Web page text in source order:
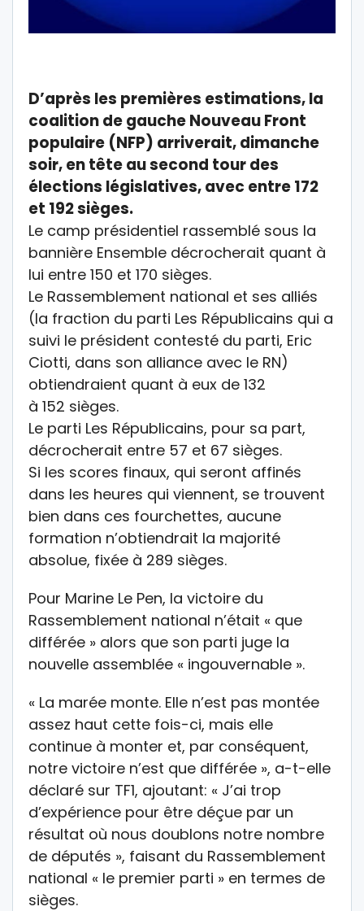
D’après les premières estimations, la
coalition de gauche Nouveau Front
populaire (NFP) arriverait, dimanche
soir, en tête au second tour des
élections législatives, avec entre 172
et 192 sièges.
Le camp présidentiel rassemblé sous la
bannière Ensemble décrocherait quant à
lui entre 150 et 170 sièges.
Le Rassemblement national et ses alliés
(la fraction du parti Les Républicains qui a
suivi le président contesté du parti, Eric
Ciotti, dans son alliance avec le RN)
obtiendraient quant à eux de 132
à 152 sièges.
Le parti Les Républicains, pour sa part,
décrocherait entre 57 et 67 sièges.
Si les scores finaux, qui seront affinés
dans les heures qui viennent, se trouvent
bien dans ces fourchettes, aucune
formation n’obtiendrait la majorité
absolue, fixée à 289 sièges.
Pour Marine Le Pen, la victoire du
Rassemblement national n’était « que
différée » alors que son parti juge la
nouvelle assemblée « ingouvernable ».
« La marée monte. Elle n’est pas montée
assez haut cette fois-ci, mais elle
continue à monter et, par conséquent,
notre victoire n’est que différée », a-t-elle
déclaré sur TF1, ajoutant: « J’ai trop
d’expérience pour être déçue par un
résultat où nous doublons notre nombre
de députés », faisant du Rassemblement
national « le premier parti » en termes de
sièges.